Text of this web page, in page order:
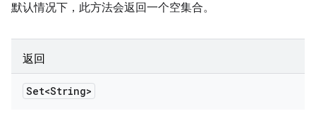
默认情况下，此方法会返回一个空集合。
返回
Set<String>